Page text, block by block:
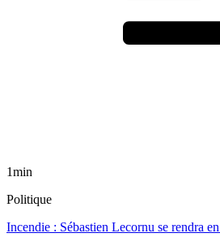
1min
Politique
Incendie : Sébastien Lecornu se rendra